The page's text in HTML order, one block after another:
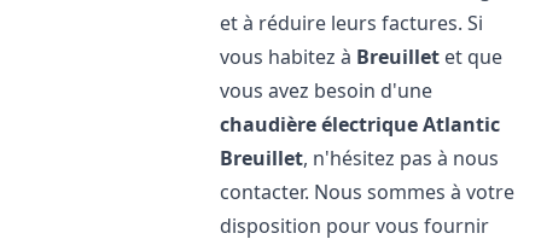
et à réduire leurs factures. Si
vous habitez à Breuillet et que
vous avez besoin d'une
chaudière électrique Atlantic
Breuillet, n'hésitez pas à nous
contacter. Nous sommes à votre
disposition pour vous fournir